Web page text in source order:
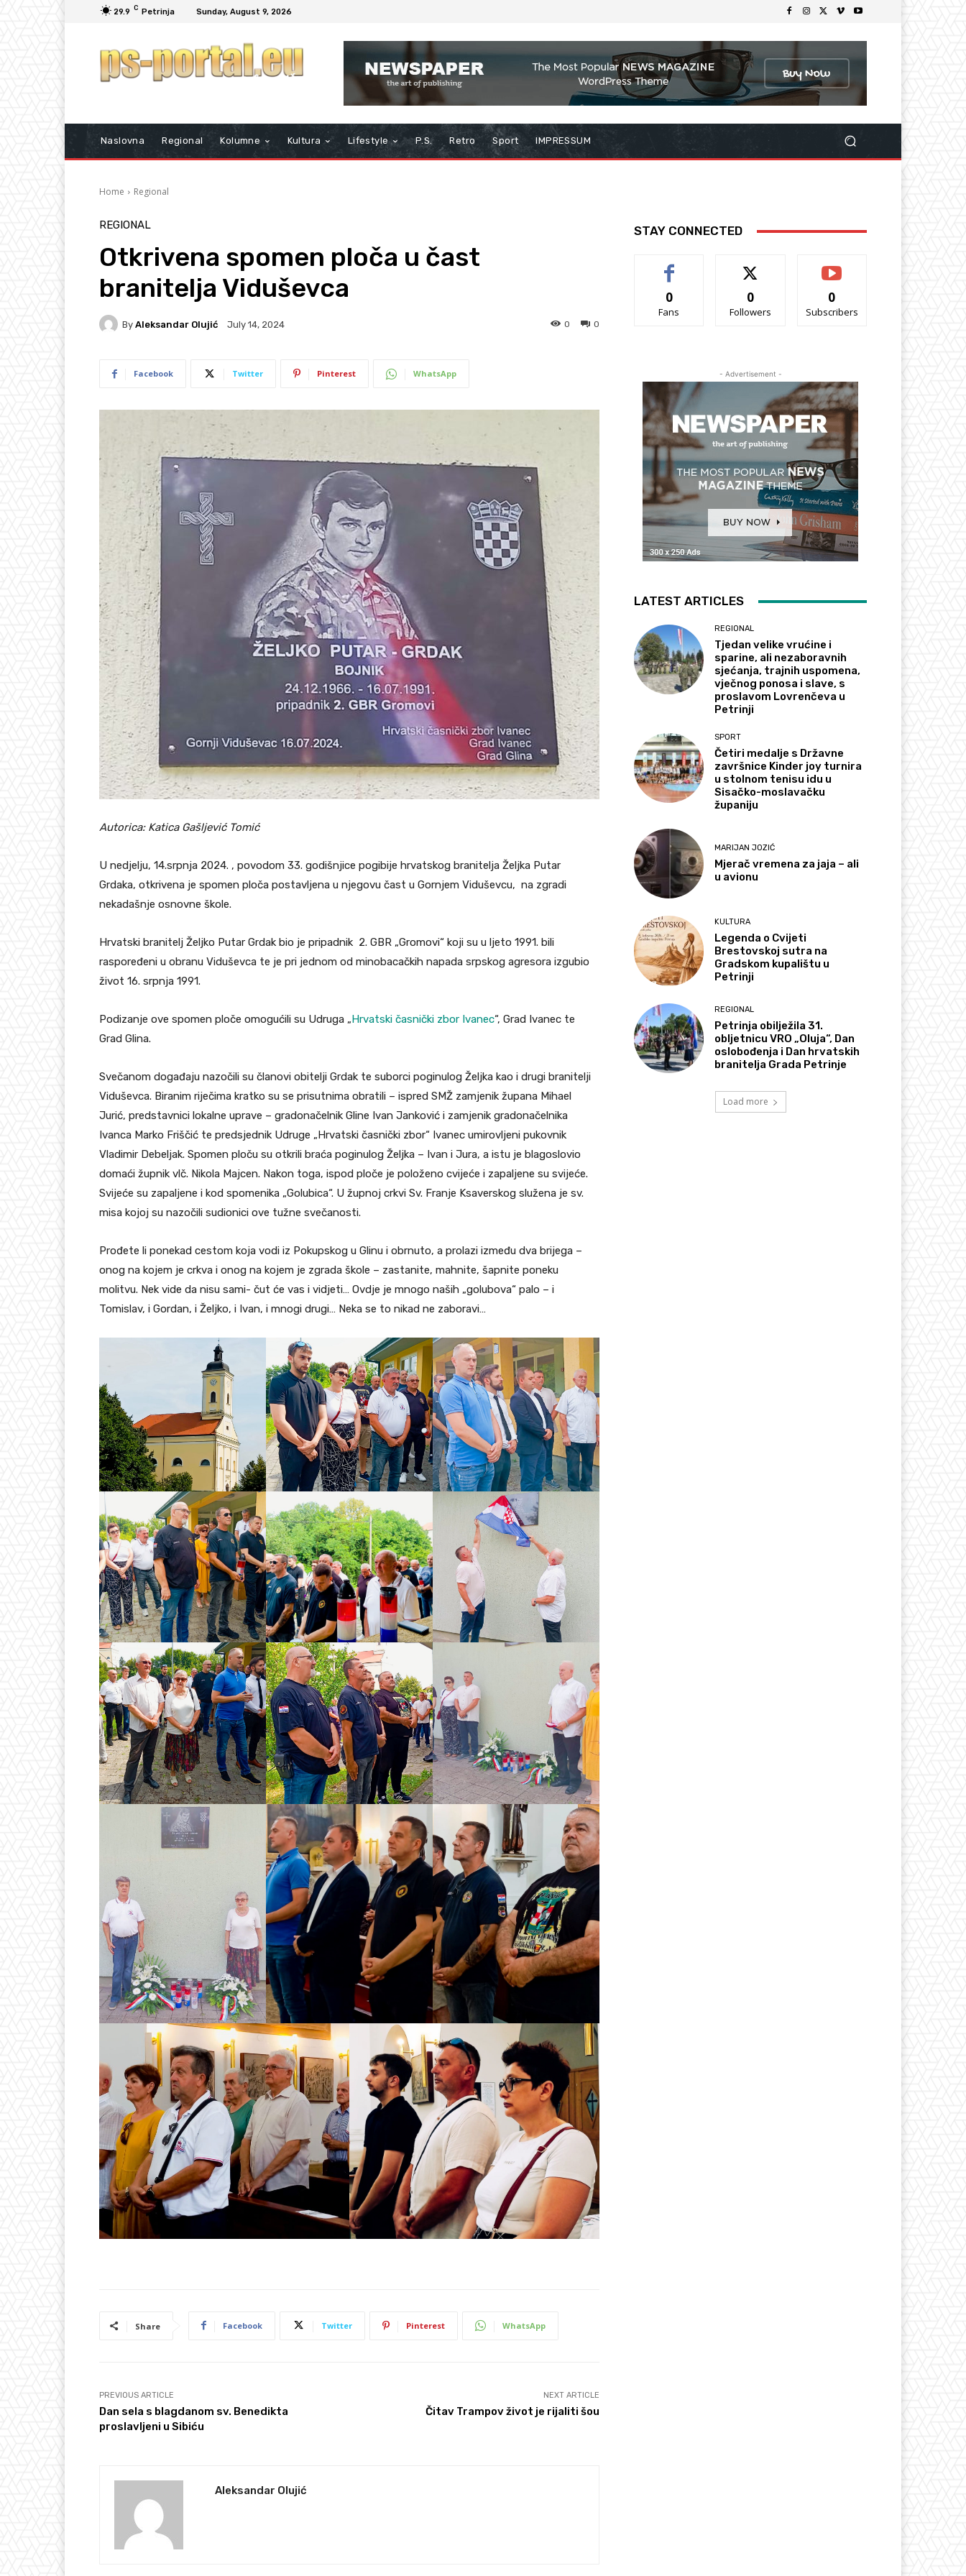
29.9 C Petrinja Sunday, August 9, 2026
Naslovna Regional Kolumne Kultura Lifestyle P.S. Retro Sport IMPRESSUM
Home Regional
REGIONAL
Otkrivena spomen ploča u čast
branitelja Viduševca
By Aleksandar Olujić July 14, 2024 0
0
Facebook Twitter Pinterest WhatsApp
Autorica: Katica Gašljević Tomić
U nedjelju, 14.srpnja 2024. , povodom 33. godišnjice pogibije hrvatskog branitelja Željka Putar
Grdaka, otkrivena je spomen ploča postavljena u njegovu čast u Gornjem Viduševcu, na zgradi
nekadašnje osnovne škole.
Hrvatski branitelj Željko Putar Grdak bio je pripadnik 2. GBR „Gromovi“ koji su u ljeto 1991. bili
raspoređeni u obranu Viduševca te je pri jednom od minobacačkih napada srpskog agresora izgubio
život 16. srpnja 1991.
Podizanje ove spomen ploče omogućili su Udruga „Hrvatski časnički zbor Ivanec“, Grad Ivanec te
Grad Glina.
Svečanom događaju nazočili su članovi obitelji Grdak te suborci poginulog Željka kao i drugi branitelji
Viduševca. Biranim riječima kratko su se prisutnima obratili – ispred SMŽ zamjenik župana Mihael
Jurić, predstavnici lokalne uprave – gradonačelnik Gline Ivan Janković i zamjenik gradonačelnika
Ivanca Marko Friščić te predsjednik Udruge „Hrvatski časnički zbor“ Ivanec umirovljeni pukovnik
Vladimir Debeljak. Spomen ploču su otkrili braća poginulog Željka – Ivan i Jura, a istu je blagoslovio
domaći župnik vlč. Nikola Majcen. Nakon toga, ispod ploče je položeno cvijeće i zapaljene su svijeće.
Svijeće su zapaljene i kod spomenika „Golubica“. U župnoj crkvi Sv. Franje Ksaverskog služena je sv.
misa kojoj su nazočili sudionici ove tužne svečanosti.
Prođete li ponekad cestom koja vodi iz Pokupskog u Glinu i obrnuto, a prolazi između dva brijega –
onog na kojem je crkva i onog na kojem je zgrada škole – zastanite, mahnite, šapnite poneku
molitvu. Nek vide da nisu sami- čut će vas i vidjeti… Ovdje je mnogo naših „golubova“ palo – i
Tomislav, i Gordan, i Željko, i Ivan, i mnogi drugi… Neka se to nikad ne zaboravi…
Share Facebook Twitter Pinterest WhatsApp
PREVIOUS ARTICLE
Dan sela s blagdanom sv. Benedikta
proslavljeni u Sibiću
NEXT ARTICLE
Čitav Trampov život je rijaliti šou
Aleksandar Olujić
STAY CONNECTED
0
Fans
0
Followers
0
Subscribers
- Advertisement -
LATEST ARTICLES
REGIONAL
Tjedan velike vrućine i
sparine, ali nezaboravnih
sjećanja, trajnih uspomena,
vječnog ponosa i slave, s
proslavom Lovrenčeva u
Petrinji
SPORT
Četiri medalje s Državne
završnice Kinder joy turnira
u stolnom tenisu idu u
Sisačko-moslavačku
županiju
MARIJAN JOZIĆ
Mjerač vremena za jaja – ali
u avionu
KULTURA
Legenda o Cvijeti
Brestovskoj sutra na
Gradskom kupalištu u
Petrinji
REGIONAL
Petrinja obilježila 31.
obljetnicu VRO „Oluja“, Dan
oslobođenja i Dan hrvatskih
branitelja Grada Petrinje
Load more